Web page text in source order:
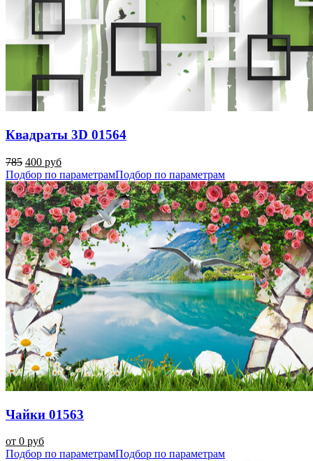
Квадраты 3D 01564
785 400 руб
Подбор по параметрамПодбор по параметрам
Чайки 01563
от 0 руб
Подбор по параметрамПодбор по параметрам